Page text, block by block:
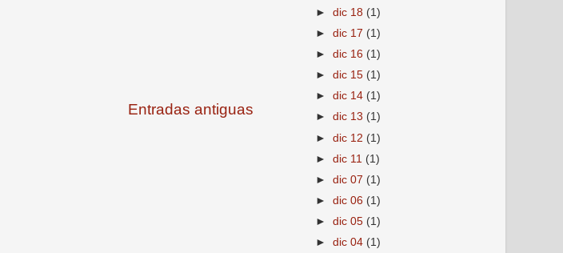
Entradas antiguas
►dic 18 (1)
►dic 17 (1)
►dic 16 (1)
►dic 15 (1)
►dic 14 (1)
►dic 13 (1)
►dic 12 (1)
►dic 11 (1)
►dic 07 (1)
►dic 06 (1)
►dic 05 (1)
►dic 04 (1)